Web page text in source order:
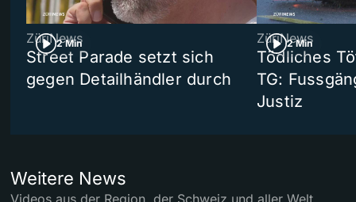
2 Min
ZüriNews
Street Parade setzt sich
gegen Detailhändler durch
2 Min
ZüriNews
Tödliches
TG:
Justiz
Weitere News
Videos aus der Region, der Schweiz und aller Welt